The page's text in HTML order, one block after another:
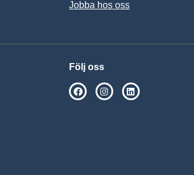
Jobba hos oss
Följ oss
SPSM på Facebook
SPSM på Instagram